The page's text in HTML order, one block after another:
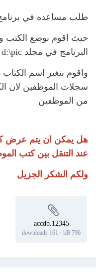
طلب مساعده في
البرنامج في مجلد d:\pic
واقوم بتغير اسم
سجلات الموظفين لان
من الموظفين
عند التنقل بين كتب
ولكم الشكر الجزيل
12345.accdb
796 kB
·
161 downloads